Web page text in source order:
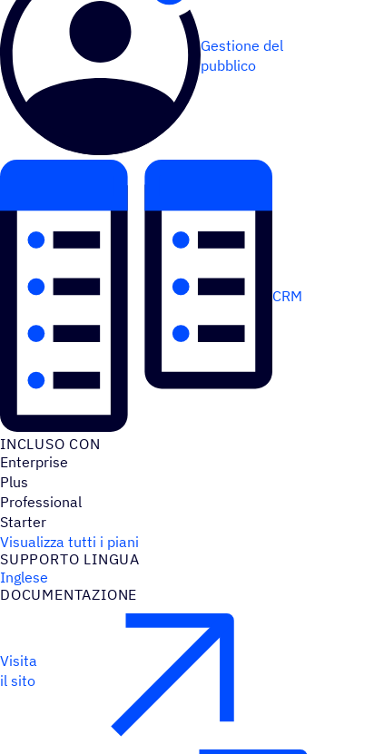
Gestione del
pubblico
CRM
INCLUSO CON
Enterprise
Plus
Professional
Starter
Visualizza tutti i piani
SUPPORTO LINGUA
Inglese
DOCU­MEN­TA­ZIONE
Visita
il sito